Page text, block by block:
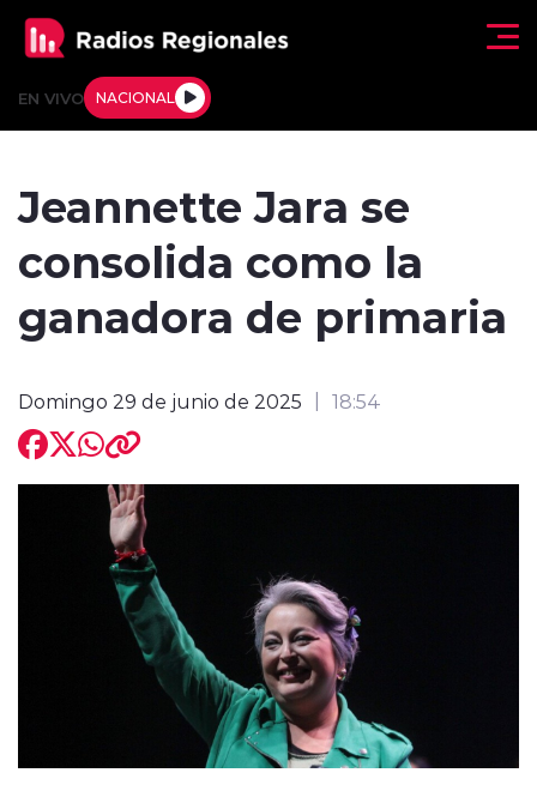
EN VIVO NACIONAL
Internacional
Regiones al Aire
Entrevistas
modo claro
Jeannette Jara se
consolida como la
ganadora de primaria
Domingo 29 de junio de 2025 18:54